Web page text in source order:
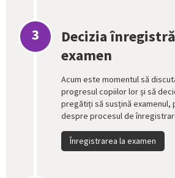
3
Decizia
examen
Acum este momentul să
progresul copiilor lor și să
pregătiți să susțină examenul,
despre procesul de
Înregistrarea la examen